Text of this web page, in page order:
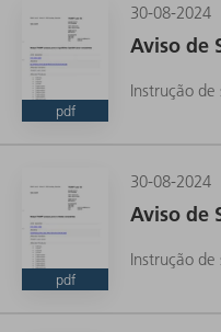
pdf
30-08-2024
Aviso de
Instrução de
pdf
30-08-2024
Aviso de
Instrução